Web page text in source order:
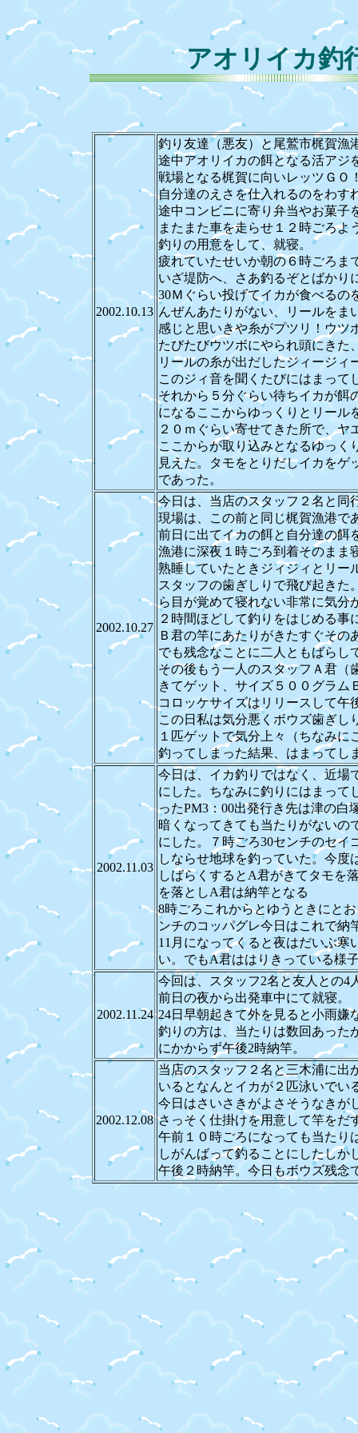
アオリイカ釣
2002.10.13
釣り友達（悪友）と尾鷲市梶賀漁
途中アオリイカの餌となる活アジ
戦場となる梶賀に向いレッツＧＯ
自分達のえさを仕入れるのをわす
途中コンビニに寄り弁当やお菓子
またまた車を走らせ１２時ごろよ
釣りの用意をして、就寝。
疲れていたせいか朝の６時ごろま
いざ堤防へ、さあ釣るぞとばかり
30Ｍぐらい投げてイカが食べるの
んぜんあたりがない、リールをま
感じと思いきや糸がプツリ！ウツ
たびたびウツボにやられ頭にきた
リールの糸が出だしたジィージィ
このジィ音を聞くたびにはまって
それから５分ぐらい待ちイカが餌
になるここからゆっくりとリール
２０ｍぐらい寄せてきた所で、ヤ
ここからが取り込みとなるゆっく
見えた。タモをとりだしイカをゲ
であった。
2002.10.27
今日は、当店のスタッフ２名と同
現場は、この前と同じ梶賀漁港で
前日に出てイカの餌と自分達の餌
漁港に深夜１時ごろ到着そのまま
熟睡していたときジィジィとリー
スタッフの歯ぎしりで飛び起きた
ら目が覚めて寝れない非常に気分
２時間ほどして釣りをはじめる
Ｂ君の竿にあたりがきたすぐその
でも残念なことに二人ともばらし
その後もう一人のスタッフＡ君（
きてゲット、サイズ５００グラム
コロッケサイズはリリースして午
この日私は気分悪くボウズ歯ぎし
１匹ゲットで気分上々（ちなみに
釣ってしまった結果、はまってし
2002.11.03
今日は、イカ釣りではなく、近場
にした。ちなみに釣りにはまって
ったPM3：00出発行き先は津の白
暗くなってきても当たりがないの
にした。７時ごろ30センチのセ
しならせ地球を釣っていた。今度
しばらくするとA君がきてタモを
を落としA君は納竿となる
8時ごろこれからとゆうときにと
ンチのコッパグレ今日はこれで納
11月になってくると夜はだいぶ寒
い。でもA君ははりきっている様
2002.11.24
今回は、スタッフ2名と友人との4
前日の夜から出発車中にて就寝。
24日早朝起きて外を見ると小雨嫌
釣りの方は、当たりは数回あった
にかからず午後2時納竿。
2002.12.08
当店のスタッフ２名と三木浦に出
いるとなんとイカが２匹泳いでい
今日はさいさきがよさそうなきが
さっそく仕掛けを用意して竿をだ
午前１０時ごろになっても当たり
しがんばって釣ることにしたしか
午後２時納竿。今日もボウズ残念